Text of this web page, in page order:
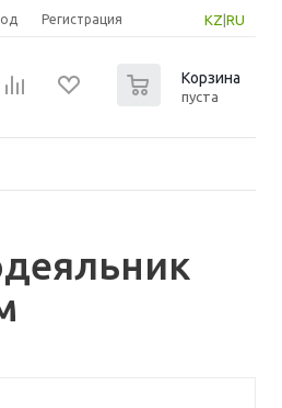
KZ RU
Регистрация
Корзина
пуста